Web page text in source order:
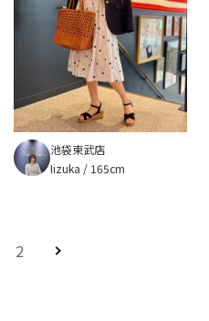
池袋東武店
Iizuka
165cm
2